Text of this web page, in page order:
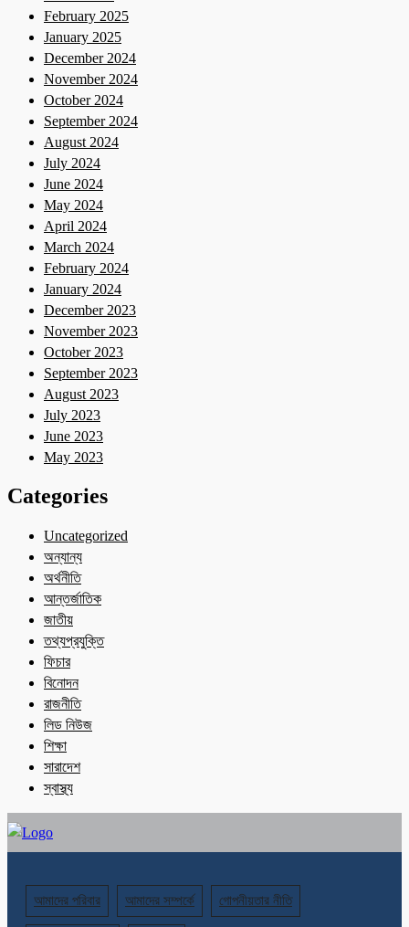
February 2025
January 2025
December 2024
November 2024
October 2024
September 2024
August 2024
July 2024
June 2024
May 2024
April 2024
March 2024
February 2024
January 2024
December 2023
November 2023
October 2023
September 2023
August 2023
July 2023
June 2023
May 2023
Categories
Uncategorized
অন্যান্য
অর্থনীতি
আন্তর্জাতিক
জাতীয়
তথ্যপ্রযুক্তি
ফিচার
বিনোদন
রাজনীতি
লিড নিউজ
শিক্ষা
সারাদেশ
স্বাস্থ্য
আমাদের পরিবার আমাদের সম্পর্কে গোপনীয়তার নীতি